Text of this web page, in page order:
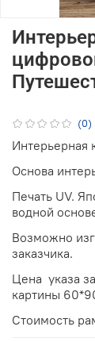
(0)
Интерьерная
Основа
Печать UV.
водной
Возможно
заказчика.
Цена указа
картины
Стоимость